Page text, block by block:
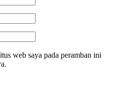
web saya pada peramban ini